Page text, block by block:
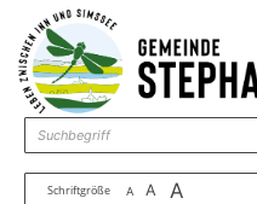
Zum Inhalt ,zur Navigation
Schriftgröße A A A